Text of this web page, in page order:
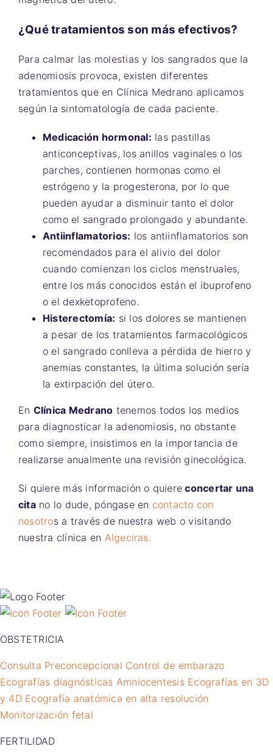
¿Qué tratamientos son más efectivos?
Para calmar las molestias y los sangrados que la
adenomiosis provoca, existen diferentes
tratamientos que en Clínica Medrano aplicamos
según la sintomatología de cada paciente.
Medicación hormonal: las pastillas
anticonceptivas, los anillos vaginales o los
parches, contienen hormonas como el
estrógeno y la progesterona, por lo que
pueden ayudar a disminuir tanto el dolor
como el sangrado prolongado y abundante.
Antiinflamatorios: los antiinflamatorios son
recomendados para el alivio del dolor
cuando comienzan los ciclos menstruales,
entre los más conocidos están el ibuprofeno
o el dexketoprofeno.
Histerectomía: si los dolores se mantienen
a pesar de los tratamientos farmacológicos
o el sangrado conlleva a pérdida de hierro y
anemias constantes, la última solución sería
la extirpación del útero.
En Clínica Medrano tenemos todos los medios
para diagnosticar la adenomiosis, no obstante
como siempre, insistimos en la importancia de
realizarse anualmente una revisión ginecológica.
Si quiere más información o quiere concertar una
citano lo dude, póngase en contacto con
nosotros a través de nuestra web o visitando
nuestra clínica en Algeciras.
OBSTETRICIA
Consulta Preconcepcional Control de embarazo
Ecografías diagnósticas Amniocentesis Ecografías en 3D
y 4D Ecografía anatómica en alta resolución
Monitorización fetal
FERTILIDAD